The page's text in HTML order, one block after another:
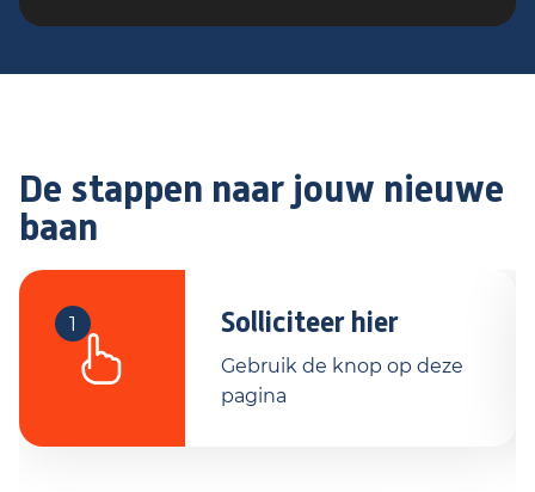
De stappen naar jouw nieuwe
baan
1 Solliciteer hier
Gebruik de knop op deze
pagina